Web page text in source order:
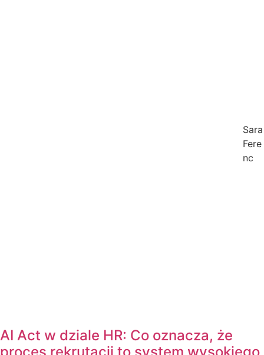
Sara
Fere
nc
AI Act w dziale HR: Co oznacza, że